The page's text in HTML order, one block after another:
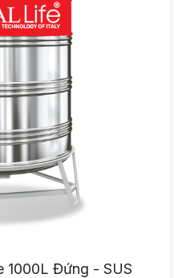
1000L Đứng - SUS